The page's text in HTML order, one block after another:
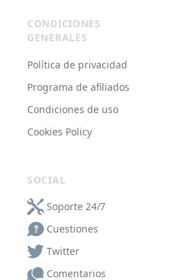
CONDICIONES
GENERALES
Política de privacidad
Programa de afiliados
Condiciones de uso
Cookies Policy
SOCIAL
Soporte 24/7
Cuestiones
Twitter
Comentarios